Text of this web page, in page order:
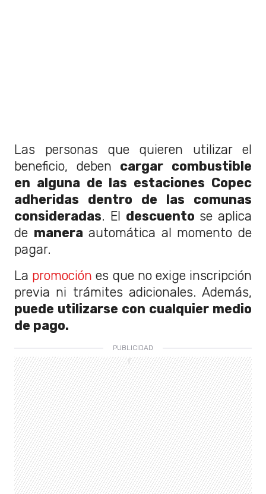
Las personas que quieren utilizar el
beneficio, deben cargar combustible
en alguna de las estaciones Copec
adheridas dentro de las comunas
consideradas. El descuento se aplica
de manera automática al momento de
pagar.
La promoción es que no exige inscripción
previa ni trámites adicionales. Además,
puede utilizarse con cualquier medio
de pago.